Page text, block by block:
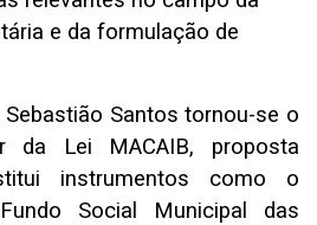
e da formulação de
Santos tornou-se o
da Lei MACAIB, proposta
instrumentos como o
Social Municipal das